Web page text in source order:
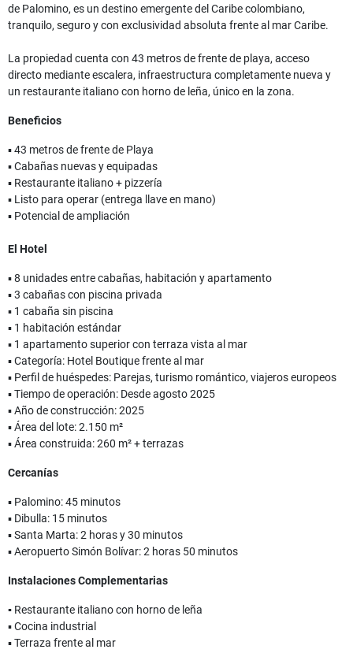
de Palomino, es un destino emergente del Caribe colombiano,
tranquilo, seguro y con exclusividad absoluta frente al mar Caribe.
La propiedad cuenta con 43 metros de frente de playa, acceso
directo mediante escalera, infraestructura completamente nueva y
un restaurante italiano con horno de leña, único en la zona.
Beneficios
▪ 43 metros de frente de Playa
▪ Cabañas nuevas y equipadas
▪ Restaurante italiano + pizzería
▪ Listo para operar (entrega llave en mano)
▪ Potencial de ampliación
El Hotel
▪ 8 unidades entre cabañas, habitación y apartamento
▪ 3 cabañas con piscina privada
▪ 1 cabaña sin piscina
▪ 1 habitación estándar
▪ 1 apartamento superior con terraza vista al mar
▪ Categoría: Hotel Boutique frente al mar
▪ Perfil de huéspedes: Parejas, turismo romántico, viajeros europeos
▪ Tiempo de operación: Desde agosto 2025
▪ Año de construcción: 2025
▪ Área del lote: 2.150 m²
▪ Área construida: 260 m² + terrazas
Cercanías
▪ Palomino: 45 minutos
▪ Dibulla: 15 minutos
▪ Santa Marta: 2 horas y 30 minutos
▪ Aeropuerto Simón Bolívar: 2 horas 50 minutos
Instalaciones Complementarias
▪ Restaurante italiano con horno de leña
▪ Cocina industrial
▪ Terraza frente al mar